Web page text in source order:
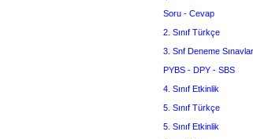
Soru - Cevap
2. Sınıf Türkçe
3. Snf Deneme
PYBS - DPY - SBS
4. Sınıf Etkinlik
5. Sınıf Türkçe
5. Sınıf Etkinlik